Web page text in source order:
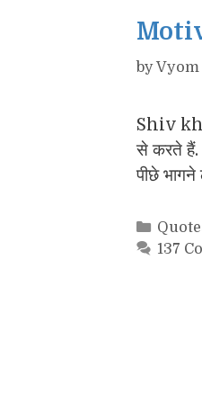
byVyom
Shiv
से करते हैं.
पीछे
137